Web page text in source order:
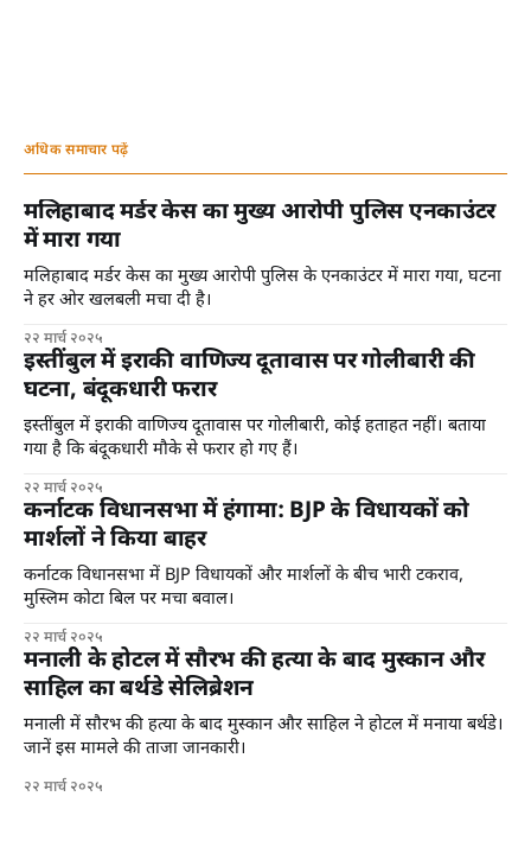
अधिक समाचार पढ़ें
मलिहाबाद मर्डर केस का मुख्य आरोपी पुलिस एनकाउंटर
में मारा गया
मलिहाबाद मर्डर केस का मुख्य आरोपी पुलिस के एनकाउंटर में मारा गया, घटना
ने हर ओर खलबली मचा दी है।
२२ मार्च २०२५
इस्तींबुल में इराकी वाणिज्य दूतावास पर गोलीबारी की
घटना, बंदूकधारी फरार
इस्तींबुल में इराकी वाणिज्य दूतावास पर गोलीबारी, कोई हताहत नहीं। बताया
गया है कि बंदूकधारी मौके से फरार हो गए हैं।
२२ मार्च २०२५
कर्नाटक विधानसभा में हंगामा: BJP के विधायकों को
मार्शलों ने किया बाहर
कर्नाटक विधानसभा में BJP विधायकों और मार्शलों के बीच भारी टकराव,
मुस्लिम कोटा बिल पर मचा बवाल।
२२ मार्च २०२५
मनाली के होटल में सौरभ की हत्या के बाद मुस्कान और
साहिल का बर्थडे सेलिब्रेशन
मनाली में सौरभ की हत्या के बाद मुस्कान और साहिल ने होटल में मनाया बर्थडे।
जानें इस मामले की ताजा जानकारी।
२२ मार्च २०२५